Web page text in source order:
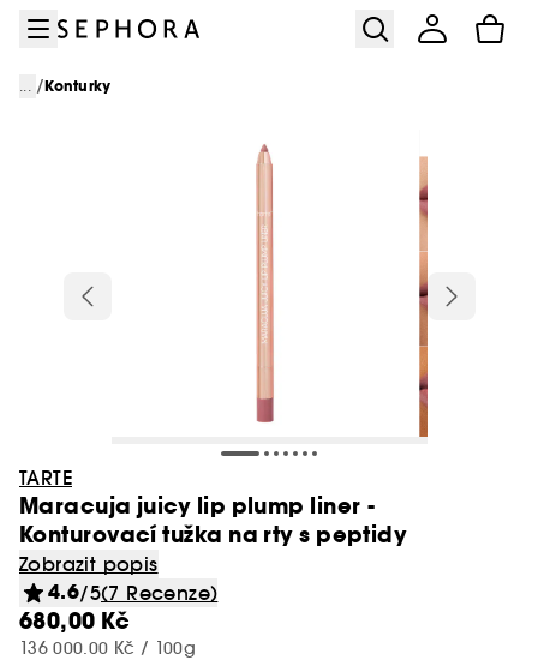
... /Konturky
TARTE
Maracuja juicy lip plump liner -
Konturovací tužka na rty s peptidy
Zobrazit popis
4.6/5(7 Recenze)
680,00 Kč
136 000.00 Kč / 100g